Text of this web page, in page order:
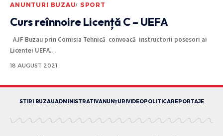
ANUNTURI BUZAU SPORT
Curs reînnoire Licență C – UEFA
AJF Buzau prin Comisia Tehnică convoacă instructorii posesori ai
Licentei UEFA…
18 AUGUST 2021
STIRI BUZAUADMINISTRATIVANUNȚURIVIDEOPOLITICAREPORTAJE